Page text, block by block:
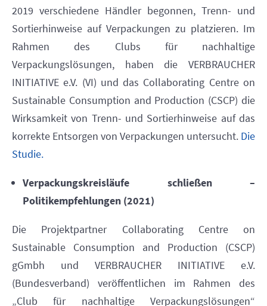
2019 verschiedene Händler begonnen, Trenn- und
Sortierhinweise auf Verpackungen zu platzieren. Im
Rahmen des Clubs für nachhaltige
Verpackungslösungen, haben die VERBRAUCHER
INITIATIVE e.V. (VI) und das Collaborating Centre on
Sustainable Consumption and Production (CSCP) die
Wirksamkeit von Trenn- und Sortierhinweise auf das
korrekte Entsorgen von Verpackungen untersucht. Die
Studie.
Verpackungskreisläufe schließen –
Politikempfehlungen (2021)
Die Projektpartner Collaborating Centre on
Sustainable Consumption and Production (CSCP)
gGmbh und VERBRAUCHER INITIATIVE e.V.
(Bundesverband) veröffentlichen im Rahmen des
„Club für nachhaltige Verpackungslösungen“